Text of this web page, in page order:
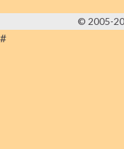
© 2005-
#